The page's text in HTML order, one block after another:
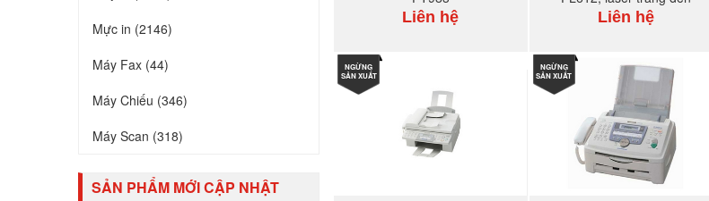
Mực in (2146)
Máy Fax (44)
Máy Chiếu (346)
Máy Scan (318)
SẢN PHẨM MỚI CẬP NHẬT
Liên hệ
Liên hệ
MUA NGAY
NGỪNG
SẢN XUẤT
NGỪNG
SẢN XUẤT